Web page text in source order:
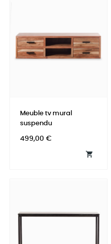
Meuble tv mural
suspendu
Prix
499,00 €
